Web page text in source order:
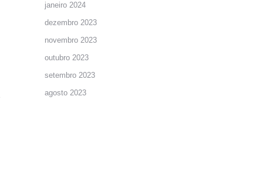
janeiro 2024
dezembro 2023
novembro 2023
outubro 2023
setembro 2023
agosto 2023